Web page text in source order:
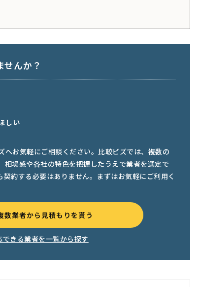
んか？
しい
お気軽にご相談ください。比較ビズでは、複数の
場感や各社の特色を把握したうえで業者を選定で
約する必要はありません。まずはお気軽にご利用く
数業者から見積もりを貰う
きる業者を一覧から探す